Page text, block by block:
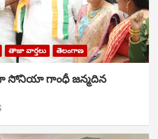
తాజా వార్తలు తెలంగాణ
సోనియా గాంధీ జ‌న్మ‌దిన